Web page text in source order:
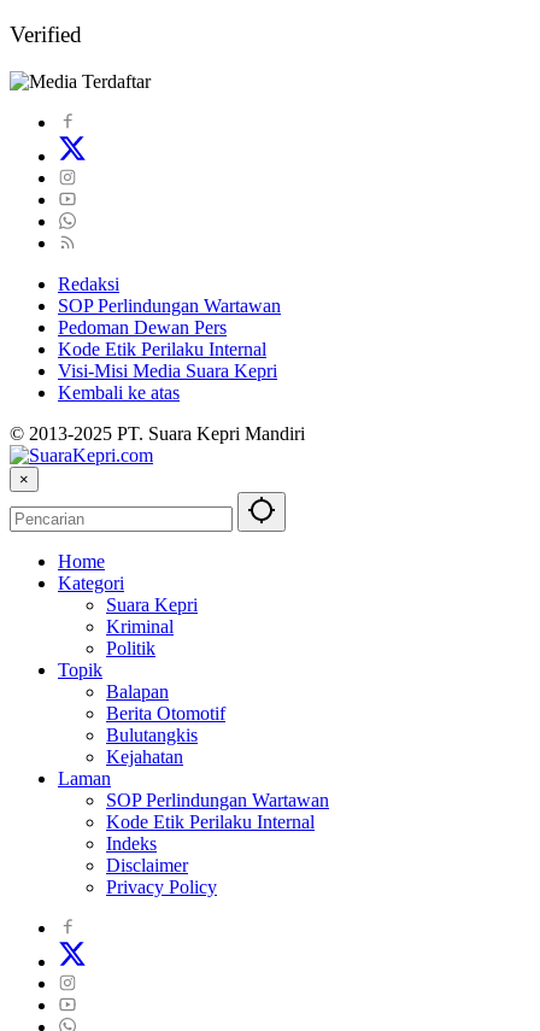
Verified
Redaksi
SOP Perlindungan Wartawan
Pedoman Dewan Pers
Kode Etik Perilaku Internal
Visi-Misi Media Suara Kepri
Kembali ke atas
© 2013-2025 PT. Suara Kepri Mandiri
×
Home
Kategori
Suara Kepri
Kriminal
Politik
Topik
Balapan
Berita Otomotif
Bulutangkis
Kejahatan
Laman
SOP Perlindungan Wartawan
Kode Etik Perilaku Internal
Indeks
Disclaimer
Privacy Policy